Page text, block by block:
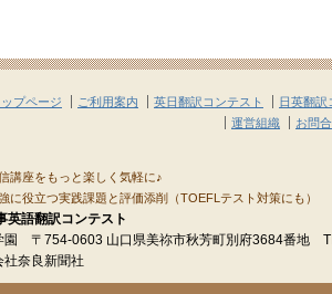
ップページ ご利用案内 英日翻訳コンテスト
日英翻訳
運営組織
お問
講座をもっと楽しく気軽に♪
に役立つ実践課題と評価添削（TOEFLテスト対策にも）
英語翻訳コンテスト
園 〒754-0603 山口県美祢市秋芳町別府3684番地
奈良新聞社